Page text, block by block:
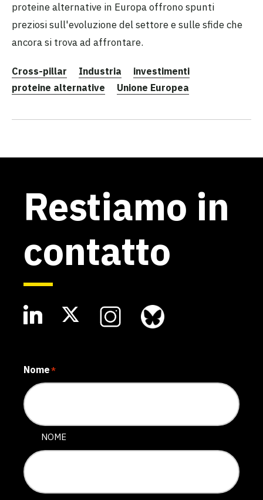
proteine alternative in Europa offrono spunti
preziosi sull'evoluzione del settore e sulle sfide che
ancora si trova ad affrontare.
Cross-pillar Industria
investimenti
proteine alternative
Unione Europea
Restiamo in
contatto
Nome*
NOME